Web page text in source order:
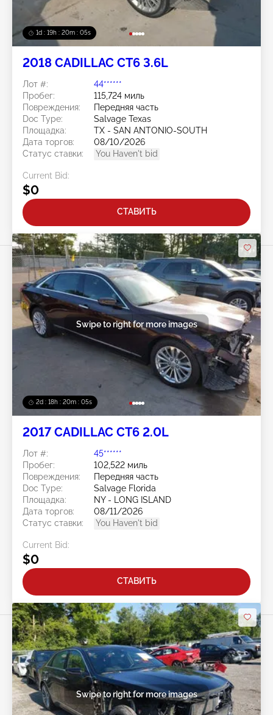
1d : 19h : 20m : 02s
2018 CADILLAC CT6 3.6L
Лот #:
44******
Пробег:
115,724 миль
Повреждения:
Передняя часть
Doc Type:
Salvage Texas
Площадка:
TX - SAN ANTONIO-SOUTH
Дата торгов:
08/10/2026
Статус ставки:
You Haven't bid
Current Bid:
$0
СТАВИТЬ
2d : 18h : 20m : 02s
Swipe to right for more images
2017 CADILLAC CT6 2.0L
Лот #:
45******
Пробег:
102,522 миль
Повреждения:
Передняя часть
Doc Type:
Salvage Florida
Площадка:
NY - LONG ISLAND
Дата торгов:
08/11/2026
Статус ставки:
You Haven't bid
Current Bid:
$0
СТАВИТЬ
Swipe to right for more images